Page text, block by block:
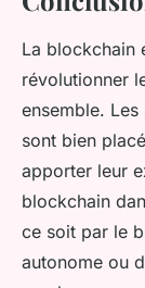
La blockchain
révolutionner
ensemble. Les
sont bien
apporter leur
blockchain
ce soit par le
autonome ou